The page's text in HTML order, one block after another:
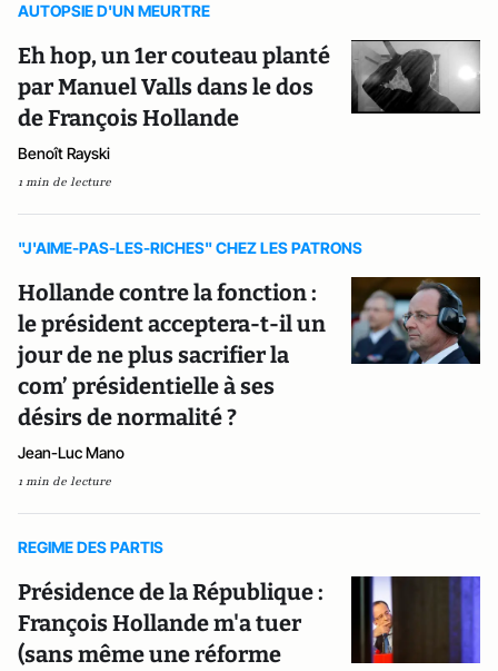
AUTOPSIE D'UN MEURTRE
Eh hop, un 1er couteau planté
par Manuel Valls dans le dos
de François Hollande
Benoît Rayski
1 min de lecture
"J'AIME-PAS-LES-RICHES" CHEZ LES PATRONS
Hollande contre la fonction :
le président acceptera-t-il un
jour de ne plus sacrifier la
com’ présidentielle à ses
désirs de normalité ?
Jean-Luc Mano
1 min de lecture
REGIME DES PARTIS
Présidence de la République :
François Hollande m'a tuer
(sans même une réforme